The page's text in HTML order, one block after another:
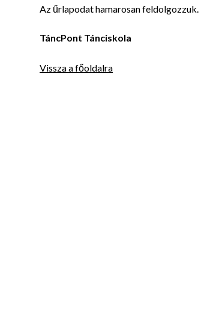
Az űrlapodat hamarosan feldolgozzuk.
TáncPont Tánciskola
Vissza a főoldalra